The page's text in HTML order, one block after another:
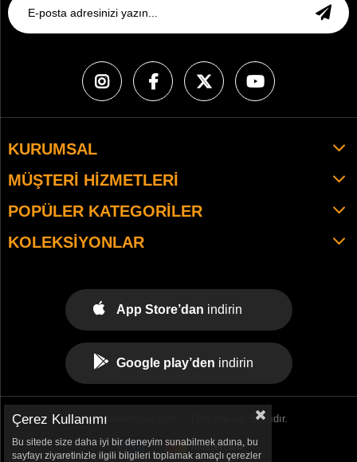
KURUMSAL
MÜŞTERI HIZMETLERI
POPÜLER KATEGORILER
KOLEKSIYONLAR
App Store’dan indirin
Google play’den indirin
© 2021 tekemspor.com. - Tüm Hakları Saklıdır.
Çerez Kullanımı
Bu sitede size daha iyi bir deneyim sunabilmek adına, bu
sayfayı ziyaretinizle ilgili bilgileri toplamak amaçlı çerezler